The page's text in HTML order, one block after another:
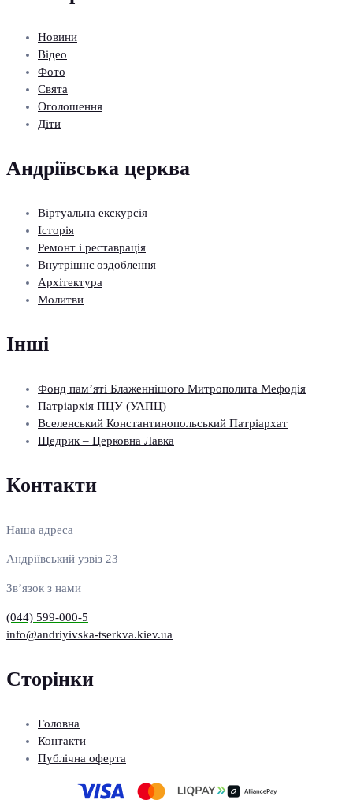
Новини
Відео
Фото
Свята
Оголошення
Діти
Андріївська церква
Віртуальна екскурсія
Історія
Ремонт і реставрація
Внутрішнє оздоблення
Архітектура
Молитви
Інші
Фонд пам’яті Блаженнішого Митрополита Мефодія
Патріархія ПЦУ (УАПЦ)
Вселенський Константинопольський Патріархат
Щедрик – Церковна Лавка
Контакти
Наша адреса
Андріївський узвіз 23
Зв’язок з нами
(044) 599-000-5
info@andriyivska-tserkva.kiev.ua
Сторінки
Головна
Контакти
Публічна оферта